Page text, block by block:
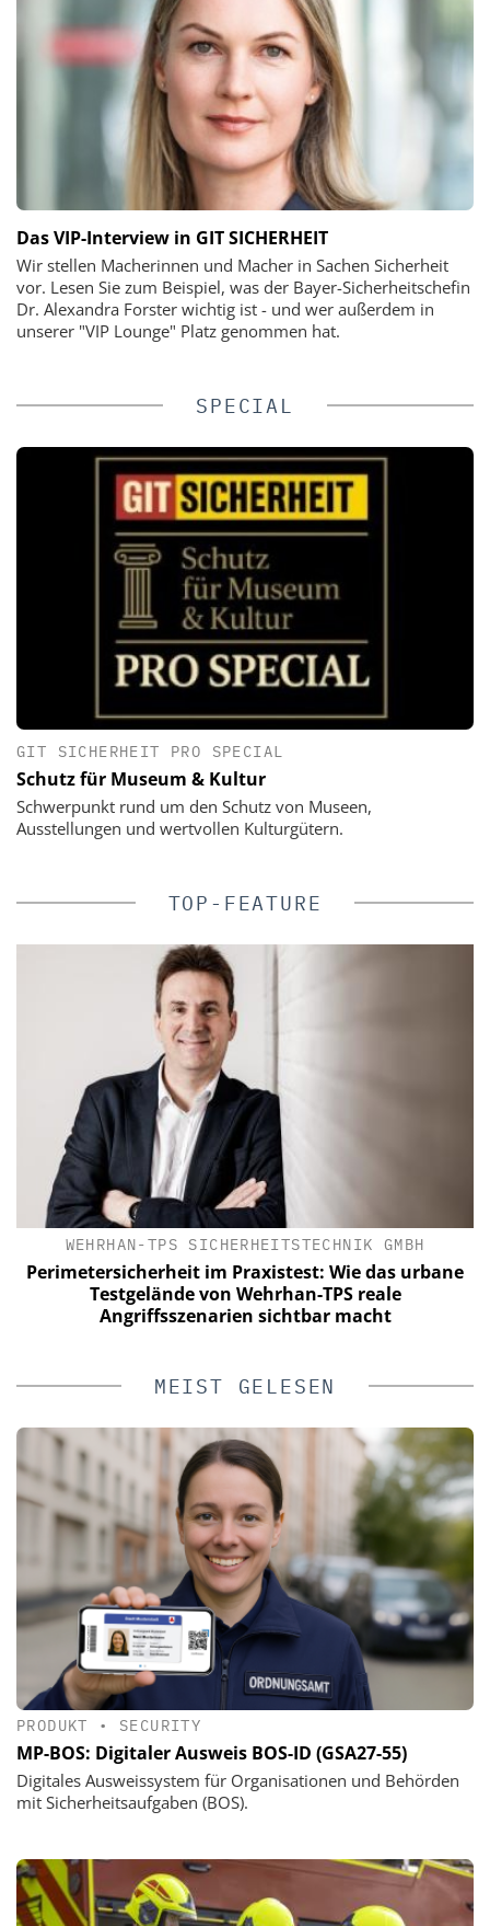
Das VIP-Interview in GIT SICHERHEIT
Wir stellen Macherinnen und Macher in Sachen Sicherheit
vor. Lesen Sie zum Beispiel, was der Bayer-Sicherheitschefin
Dr. Alexandra Forster wichtig ist - und wer außerdem in
unserer "VIP Lounge" Platz genommen hat.
SPECIAL
GIT SICHERHEIT PRO SPECIAL
Schutz für Museum & Kultur
Schwerpunkt rund um den Schutz von Museen,
Ausstellungen und wertvollen Kulturgütern.
TOP-FEATURE
WEHRHAN-TPS SICHERHEITSTECHNIK GMBH
Perimetersicherheit im Praxistest: Wie das urbane
Testgelände von Wehrhan-TPS reale
Angriffsszenarien sichtbar macht
MEIST GELESEN
PRODUKT • SECURITY
MP-BOS: Digitaler Ausweis BOS-ID (GSA27-55)
Digitales Ausweissystem für Organisationen und Behörden
mit Sicherheitsaufgaben (BOS).